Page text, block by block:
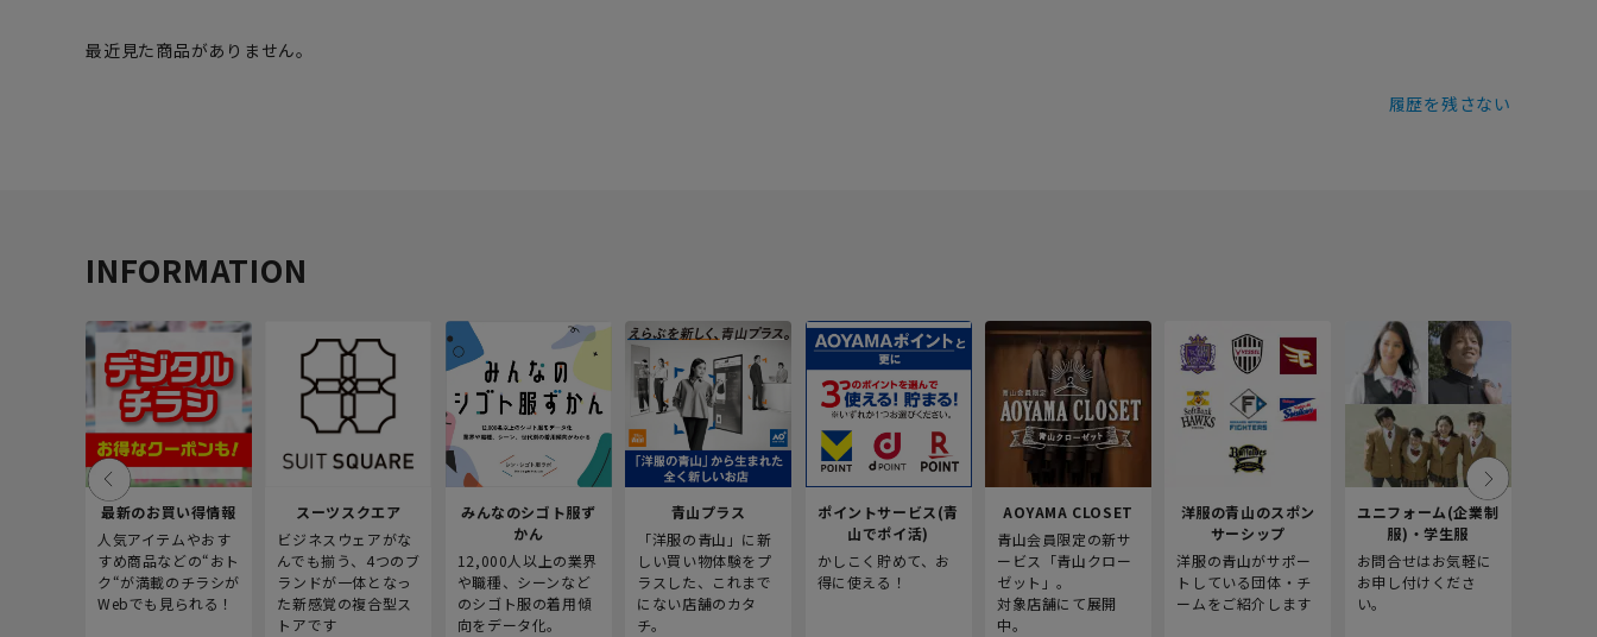
最近見た商品がありません。
履歴を残さない
INFORMATION
最新のお買い得情報
人気アイテムやおす
すめ商品などの“おト
ク“が満載のチラシが
Webでも見られる！
スーツスクエア
ビジネスウェアがな
んでも揃う、4つのブ
ランドが一体となっ
た新感覚の複合型ス
トアです
みんなのシゴト服ず
かん
12,000人以上の業界
や職種、シーンなど
のシゴト服の着用傾
向をデータ化。
青山プラス
「洋服の青山」に新
しい買い物体験をプ
ラスした、これまで
にない店舗のカタ
チ。
ポイントサービス(青
山でポイ活)
かしこく貯めて、お
得に使える！
AOYAMA CLOSET
青山会員限定の新サ
ービス「青山クロー
ゼット」。
対象店舗にて展開
中。
洋服の青山のスポン
サーシップ
洋服の青山がサポー
トしている団体・チ
ームをご紹介します
ユニフォーム(企業制
服)・学生服
お問合せはお気軽に
お申し付けくださ
い。